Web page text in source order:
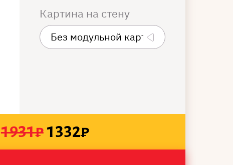
Картина на стену
1931₽1332₽